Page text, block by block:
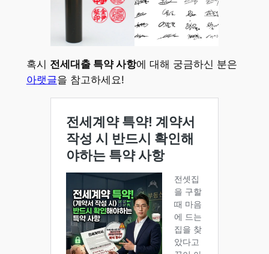
혹시 전세대출 특약 사항에 대해 궁금하신 분은
아랫글을 참고하세요!